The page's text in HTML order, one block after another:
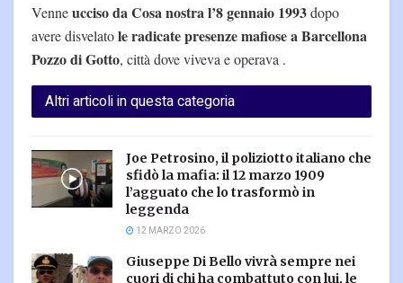
Venneucciso da Cosa nostra l’8 gennaio 1993dopo
avere disvelatole radicate presenze mafiose a Barcellona
Pozzo di Gotto, città dove viveva e operava .
Altri articoli in questa categoria
Joe Petrosino, il poliziotto italiano che
sfidò la mafia: il 12 marzo 1909
l’agguato che lo trasformò in
leggenda
12 MARZO 2026
Giuseppe Di Bello vivrà sempre nei
cuori di chi ha combattuto con lui, le